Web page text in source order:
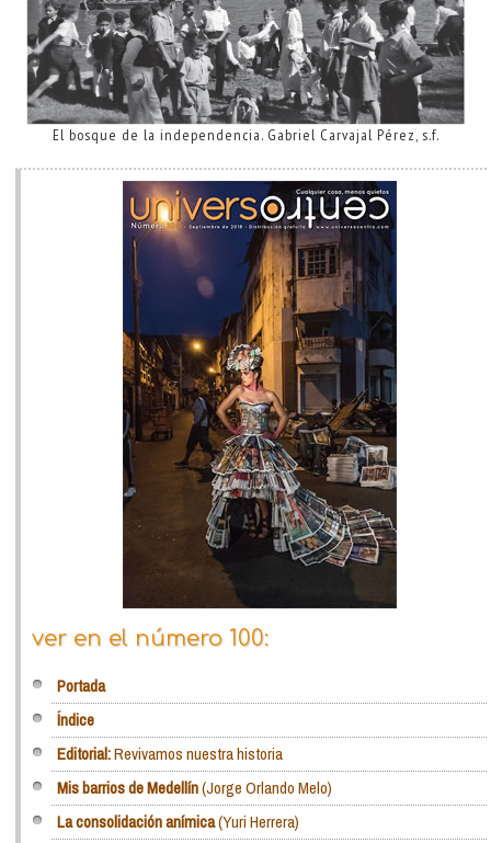
El bosque de la independencia. Gabriel Carvajal Pérez, s.f.
ver en el número 100:
Portada
Índice
Editorial:Revivamos nuestra historia
Mis barrios de Medellín(Jorge Orlando Melo)
La consolidación anímica(Yuri Herrera)